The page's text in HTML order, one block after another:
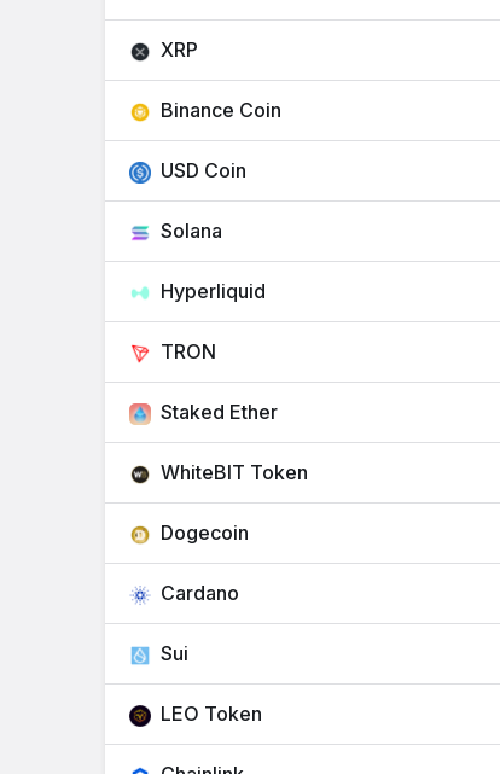
XRP
Binance Coin
USD Coin
Solana
Hyperliquid
TRON
Staked Ether
WhiteBIT Token
Dogecoin
Cardano
Sui
LEO Token